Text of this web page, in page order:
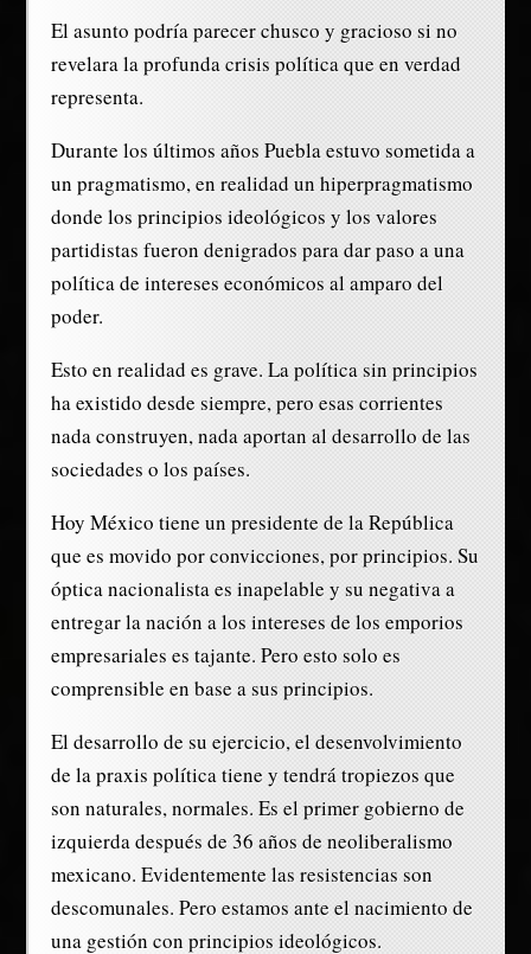
El asunto podría parecer chusco y gracioso si no
revelara la profunda crisis política que en verdad
representa.
Durante los últimos años Puebla estuvo sometida a
un pragmatismo, en realidad un hiperpragmatismo
donde los principios ideológicos y los valores
partidistas fueron denigrados para dar paso a una
política de intereses económicos al amparo del
poder.
Esto en realidad es grave. La política sin principios
ha existido desde siempre, pero esas corrientes
nada construyen, nada aportan al desarrollo de las
sociedades o los países.
Hoy México tiene un presidente de la República
que es movido por convicciones, por principios. Su
óptica nacionalista es inapelable y su negativa a
entregar la nación a los intereses de los emporios
empresariales es tajante. Pero esto solo es
comprensible en base a sus principios.
El desarrollo de su ejercicio, el desenvolvimiento
de la praxis política tiene y tendrá tropiezos que
son naturales, normales. Es el primer gobierno de
izquierda después de 36 años de neoliberalismo
mexicano. Evidentemente las resistencias son
descomunales. Pero estamos ante el nacimiento de
una gestión con principios ideológicos.